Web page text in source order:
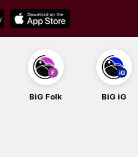
BiG Folk BiG iG